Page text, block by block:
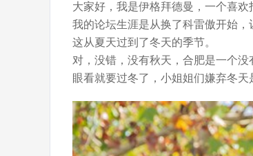
大家好，我是伊格拜德曼，一个喜欢
我的论坛生涯是从换了科雷傲开始，
这从夏天过到了冬天的季节。
对，没错，没有秋天，合肥是一个没
眼看就要过冬了，小姐姐们嫌弃冬